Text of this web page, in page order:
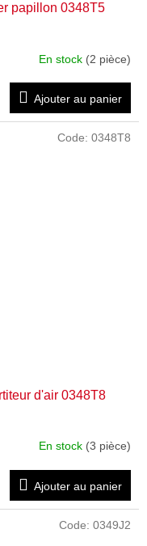
papillon 0348T5
En stock (2 pièce)
Ajouter au panier
d'air 0348T8
En stock (3 pièce)
Ajouter au panier
Code: 0348T8
Code: 0349J2